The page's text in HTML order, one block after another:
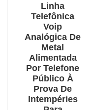
Linha
Telefônica
Voip
Analógica De
Metal
Alimentada
Por Telefone
Público À
Prova De
Intempéries